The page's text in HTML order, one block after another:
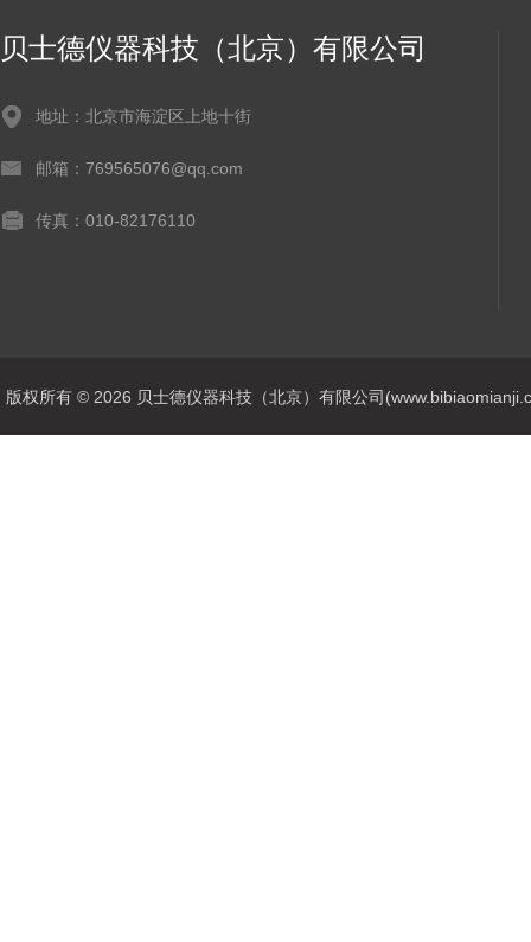
贝士德仪器科技（北京）有限公司
地址：北京市海淀区上地十街
邮箱：769565076@qq.com
传真：010-82176110
版权所有 © 2026 贝士德仪器科技（北京）有限公司